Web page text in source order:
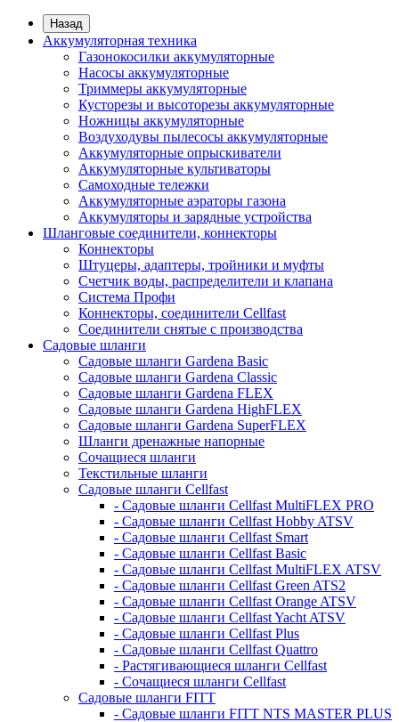
Назад
Аккумуляторная техника
Газонокосилки аккумуляторные
Насосы аккумуляторные
Триммеры аккумуляторные
Кусторезы и высоторезы аккумуляторные
Ножницы аккумуляторные
Воздуходувы пылесосы аккумуляторные
Аккумуляторные опрыскиватели
Аккумуляторные культиваторы
Самоходные тележки
Аккумуляторные аэраторы газона
Аккумуляторы и зарядные устройства
Шланговые соединители, коннекторы
Коннекторы
Штуцеры, адаптеры, тройники и муфты
Счетчик воды, распределители и клапана
Система Профи
Коннекторы, соединители Cellfast
Соединители снятые с производства
Садовые шланги
Садовые шланги Gardena Basic
Садовые шланги Gardena Classic
Садовые шланги Gardena FLEX
Садовые шланги Gardena HighFLEX
Садовые шланги Gardena SuperFLEX
Шланги дренажные напорные
Сочащиеся шланги
Текстильные шланги
Садовые шланги Cellfast
- Садовые шланги Cellfast MultiFLEX PRO
- Садовые шланги Cellfast Hobby ATSV
- Садовые шланги Cellfast Smart
- Садовые шланги Cellfast Basic
- Садовые шланги Cellfast MultiFLEX ATSV
- Садовые шланги Cellfast Green ATS2
- Садовые шланги Cellfast Orange ATSV
- Садовые шланги Cellfast Yacht ATSV
- Садовые шланги Cellfast Plus
- Садовые шланги Cellfast Quattro
- Растягивающиеся шланги Cellfast
- Сочащиеся шланги Cellfast
Садовые шланги FITT
- Садовые шланги FITT NTS MASTER PLUS